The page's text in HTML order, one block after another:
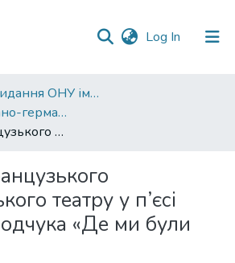
Log In (current)
Наукові видання ОНУ імені І. І. Мечникова
Записки з романо-германської філології
Традиції французького абсурдистського театру у п’єсі Віктора Солодчука «Де ми були вісім років»
театру у п’єсі
«Де ми були